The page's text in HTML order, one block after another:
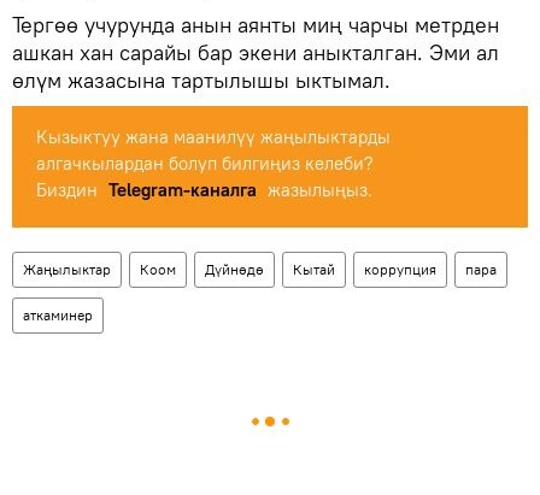
Тергөө учурунда анын аянты миң чарчы метрден
ашкан хан сарайы бар экени аныкталган. Эми ал
өлүм жазасына тартылышы ыктымал.
Кызыктуу жана маанилүү жаңылыктарды
алгачкылардан болуп билгиңиз келеби?
Биздин Telegram-каналга жазылыңыз.
Жаңылыктар Коом Дүйнөдө Кытай коррупция пара
аткаминер